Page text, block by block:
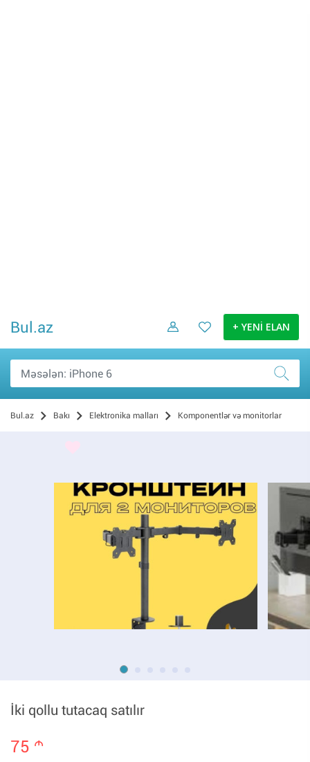
Bul.az + YENİ ELAN
Bul.az Bakı Elektronika malları Komponentlər və monitorlar
İki qollu tutacaq satılır
75 m